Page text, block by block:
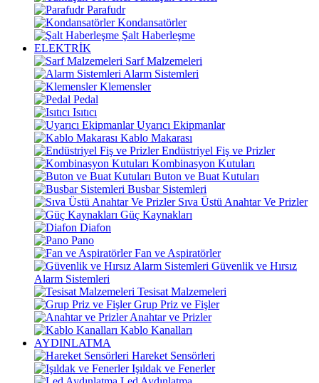
Parafudr
Kondansatörler
Şalt Haberleşme
ELEKTRİK
Sarf Malzemeleri
Alarm Sistemleri
Klemensler
Pedal
Isıtıcı
Uyarıcı Ekipmanlar
Kablo Makarası
Endüstriyel Fiş ve Prizler
Kombinasyon Kutuları
Buton ve Buat Kutuları
Busbar Sistemleri
Sıva Üstü Anahtar Ve Prizler
Güç Kaynakları
Diafon
Pano
Fan ve Aspiratörler
Güvenlik ve Hırsız
Alarm Sistemleri
Tesisat Malzemeleri
Grup Priz ve Fişler
Anahtar ve Prizler
Kablo Kanalları
AYDINLATMA
Hareket Sensörleri
Işıldak ve Fenerler